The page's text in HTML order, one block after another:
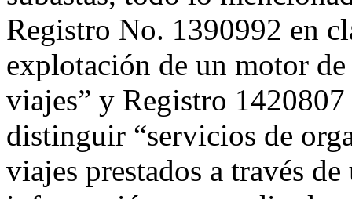
Registro No. 1390992 en
explotación de un motor
viajes” y Registro
distinguir “servicios de
viajes prestados a través